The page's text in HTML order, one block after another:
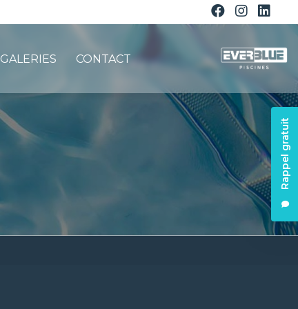
Rappel gratuit
GALERIES CONTACT